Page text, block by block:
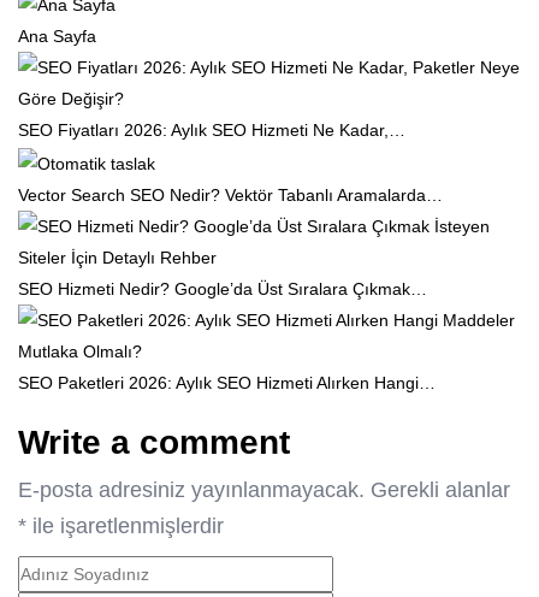
Ana Sayfa
SEO Fiyatları 2026: Aylık SEO Hizmeti Ne Kadar,…
Vector Search SEO Nedir? Vektör Tabanlı Aramalarda…
SEO Hizmeti Nedir? Google’da Üst Sıralara Çıkmak…
SEO Paketleri 2026: Aylık SEO Hizmeti Alırken Hangi…
Write a comment
E-posta adresiniz yayınlanmayacak. Gerekli alanlar
* ile işaretlenmişlerdir